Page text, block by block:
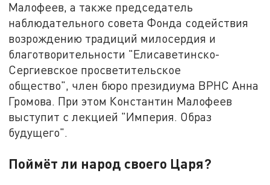
Малофеев, а также председатель
наблюдательного совета Фонда содействия
возрождению традиций милосердия и
благотворительности "Елисаветинско-
Сергиевское просветительское
общество", член бюро президиума ВРНС Анна
Громова. При этом Константин Малофеев
выступит с лекцией "Империя. Образ
будущего".
Поймёт ли народ своего Царя?